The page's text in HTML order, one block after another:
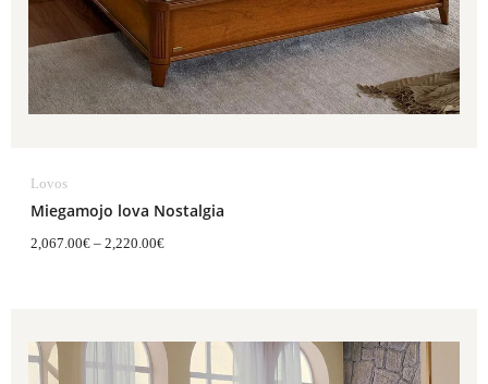
Lovos
Miegamojo lova Nostalgia
2,067.00€ – 2,220.00€
1,616.00€
through